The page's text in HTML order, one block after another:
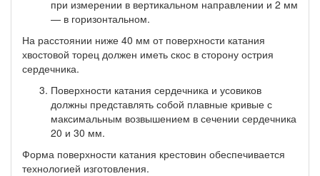
при из­мерении в вертикальном направлении и 2 мм
— в горизонтальном.
На расстоянии ниже 40 мм от поверхности катания
хвостовой торец должен иметь скос в сторону острия
сердечника.
Поверхности катания сердечника и усовиков
должны пред­ставлять собой плавные кривые с
максимальным возвышением в сечении сердечника
20 и 30 мм.
Форма поверхности катания крестовин обеспечивается
техно­логией изготовления.